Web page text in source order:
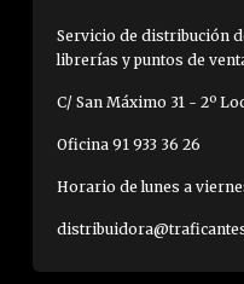
Servicio de distribución
librerías y puntos de
C/ San Máximo 31 - 2º
Oficina 91 933 36 26
Horario de lunes a